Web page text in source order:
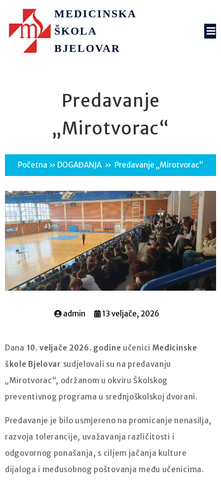
MEDICINSKA
ŠKOLA
BJELOVAR
Predavanje
„Mirotvorac“
Početna » DOGAĐANJA » Predavanje „Mirotvorac“
admin 13 veljače, 2026
Dana 10. veljače 2026. godine učenici Medicinske
škole Bjelovar sudjelovali su na predavanju
„Mirotvorac“, održanom u okviru Školskog
preventivnog programa u srednjoškolskoj dvorani.
Predavanje je bilo usmjereno na promicanje nenasilja,
razvoja tolerancije, uvažavanja različitosti i
odgovornog ponašanja, s ciljem jačanja kulture
dijaloga i međusobnog poštovanja među učenicima.